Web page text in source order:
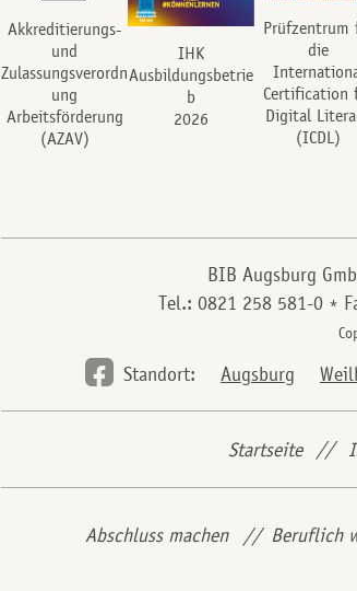
Akkreditierungs-
und
Zulassungsverordn
ung
Arbeitsförderung
(AZAV)
IHK
Ausbildungsbetrie
b
2026
Prüfzentrum
die
Certification
Digital
(ICDL)
BIB Augsburg
Tel.: 0821 258 581-0
Standort: Augsburg
Startseite
Abschluss machen Beruflich